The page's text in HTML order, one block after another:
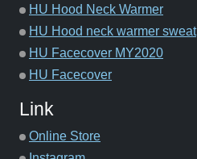
HU Hood Neck Warmer
HU Hood neck warmer sweat
HU Facecover MY2020
HU Facecover
Link
Online Store